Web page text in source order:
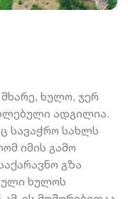
ხულო, ჯერ
ადგილია.
სავაჭრო სახლს
იმის გამო
გზა
ხულოს